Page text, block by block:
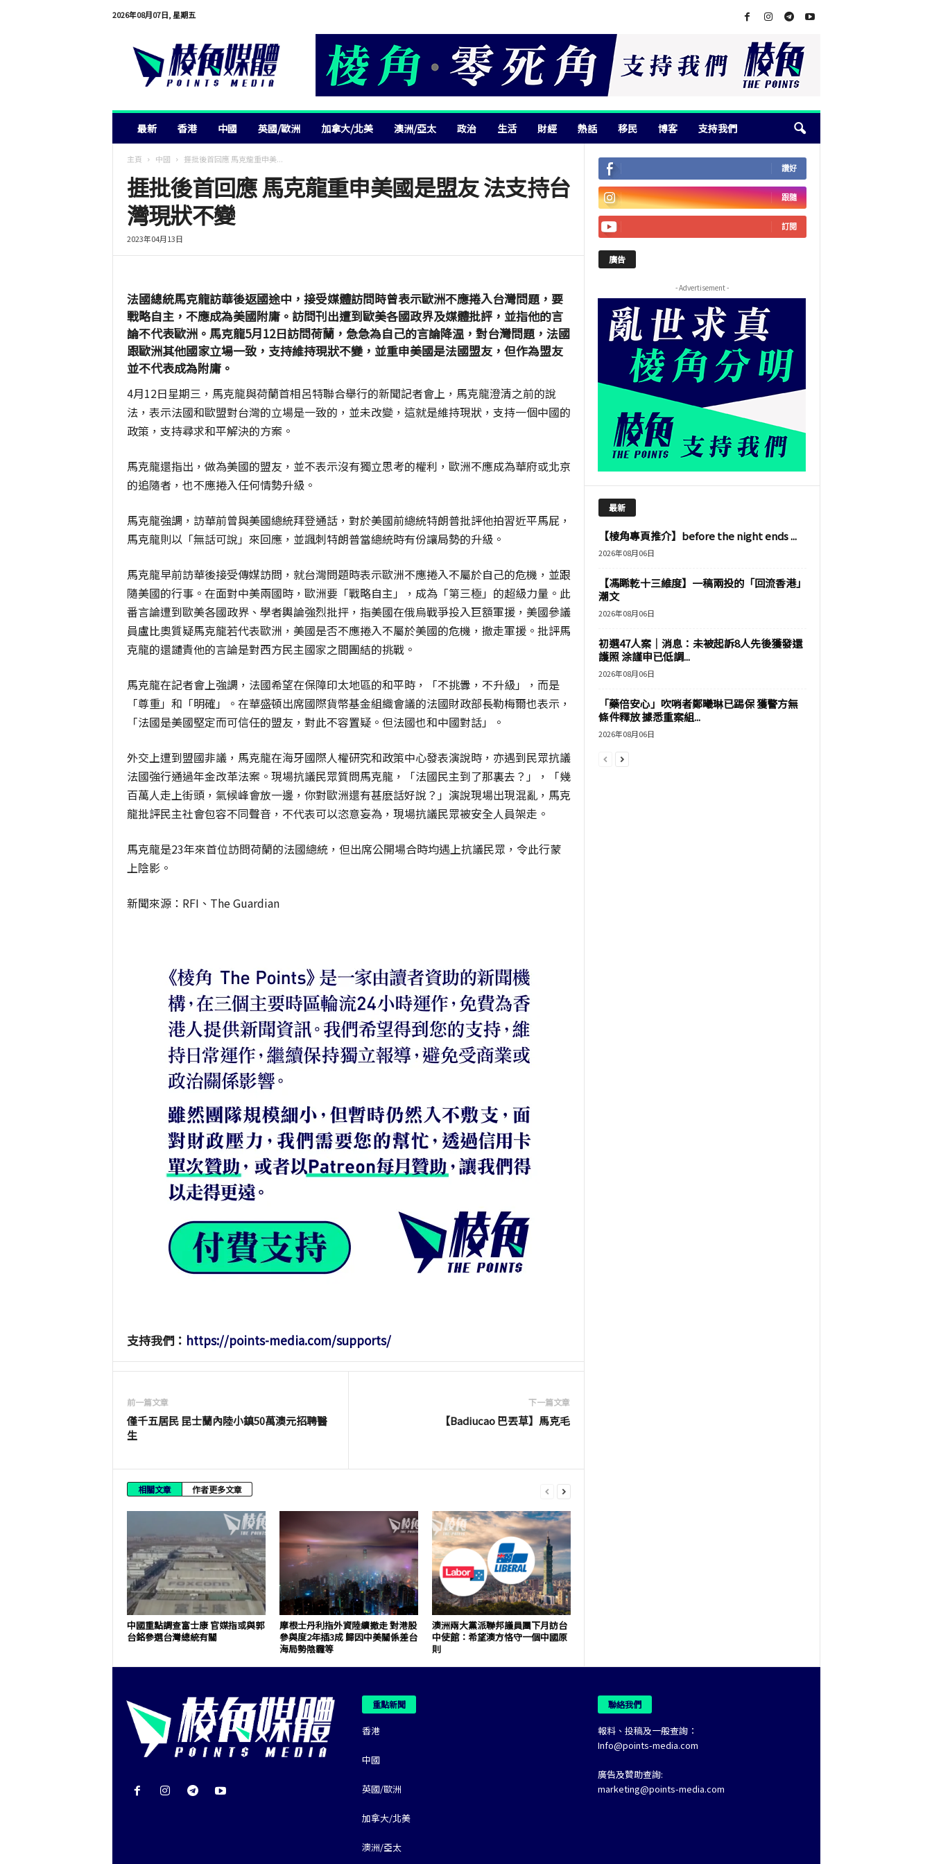
2026年08月07日, 星期五
最新 香港 中國 英國/歐洲 加拿大/北美 澳洲/亞太 政治 生活 財經 熱話 移民 博客 支持我們
主頁 中國 捱批後首回應 馬克龍重申美...
捱批後首回應 馬克龍重申美國是盟友 法支持台
灣現狀不變
2023年04月13日
法國總統馬克龍訪華後返國途中，接受媒體訪問時曾表示歐洲不應捲入台灣問題，要
戰略自主，不應成為美國附庸。訪問刊出遭到歐美各國政界及媒體批評，並指他的言
論不代表歐洲。馬克龍5月12日訪問荷蘭，急急為自己的言論降温，對台灣問題，法國
跟歐洲其他國家立場一致，支持維持現狀不變，並重申美國是法國盟友，但作為盟友
並不代表成為附庸。
4月12日星期三，馬克龍與荷蘭首相呂特聯合舉行的新聞記者會上，馬克龍澄清之前的說
法，表示法國和歐盟對台灣的立場是一致的，並未改變，這就是維持現狀，支持一個中國的
政策，支持尋求和平解決的方案。
馬克龍還指出，做為美國的盟友，並不表示沒有獨立思考的權利，歐洲不應成為華府或北京
的追隨者，也不應捲入任何情勢升級。
馬克龍強調，訪華前曾與美國總統拜登通話，對於美國前總統特朗普批評他拍習近平馬屁，
馬克龍則以「無話可說」來回應，並諷刺特朗普當總統時有份讓局勢的升級。
馬克龍早前訪華後接受傳媒訪問，就台灣問題時表示歐洲不應捲入不屬於自己的危機，並跟
隨美國的行事。在面對中美兩國時，歐洲要「戰略自主」，成為「第三極」的超級力量。此
番言論遭到歐美各國政界、學者輿論強烈批抨，指美國在俄烏戰爭投入巨額軍援，美國參議
員盧比奧質疑馬克龍若代表歐洲，美國是否不應捲入不屬於美國的危機，撤走軍援。批評馬
克龍的還譴責他的言論是對西方民主國家之間團結的挑戰。
馬克龍在記者會上強調，法國希望在保障印太地區的和平時，「不挑釁，不升級」，而是
「尊重」和「明確」。在華盛頓出席國際貨幣基金組織會議的法國財政部長勒梅爾也表示，
「法國是美國堅定而可信任的盟友，對此不容置疑。但法國也和中國對話」。
外交上遭到盟國非議，馬克龍在海牙國際人權研究和政策中心發表演說時，亦遇到民眾抗議
法國強行通過年金改革法案。現場抗議民眾質問馬克龍，「法國民主到了那裏去？」，「幾
百萬人走上街頭，氣候峰會放一邊，你對歐洲還有甚麽話好說？」演說現場出現混亂，馬克
龍批評民主社會包容不同聲音，不代表可以恣意妄為，現場抗議民眾被安全人員架走。
馬克龍是23年來首位訪問荷蘭的法國總統，但出席公開場合時均遇上抗議民眾，令此行蒙
上陰影。
新聞來源：RFI、The Guardian
支持我們： https://points-media.com/supports/
前一篇文章
僅千五居民 昆士蘭內陸小鎮50萬澳元招聘醫
生
下一篇文章
【Badiucao 巴丟草】馬克毛
相關文章 作者更多文章
中國重點調查富士康 官媒指或與郭
台銘參選台灣總統有關
摩根士丹利指外資陸續撤走 對港股
參與度2年插3成 歸因中美關係差台
海局勢陰霾等
澳洲兩大黨派聯邦議員團下月訪台
中使館：希望澳方恪守一個中國原
則
讚好
跟隨
訂閱
廣告
- Advertisement -
最新
【棱角專頁推介】before the night ends ...
2026年08月06日
【馮睎乾十三維度】一稿兩投的「回流香港」
潮文
2026年08月06日
初選47人案｜消息：未被起訴8人先後獲發還
護照 涂謹申已低調...
2026年08月06日
「藥倍安心」吹哨者鄭曦琳已踢保 獲警方無
條件釋放 據悉重案組...
2026年08月06日
重點新聞
香港
中國
英國/歐洲
加拿大/北美
澳洲/亞太
聯絡我們
報料、投稿及一般查詢：
Info@points-media.com
廣告及贊助查詢:
marketing@points-media.com